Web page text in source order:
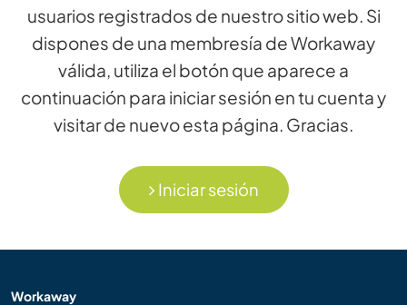
usuarios registrados de nuestro sitio web. Si
dispones de una membresía de Workaway
válida, utiliza el botón que aparece a
continuación para iniciar sesión en tu cuenta y
visitar de nuevo esta página. Gracias.
Iniciar sesión
Workaway